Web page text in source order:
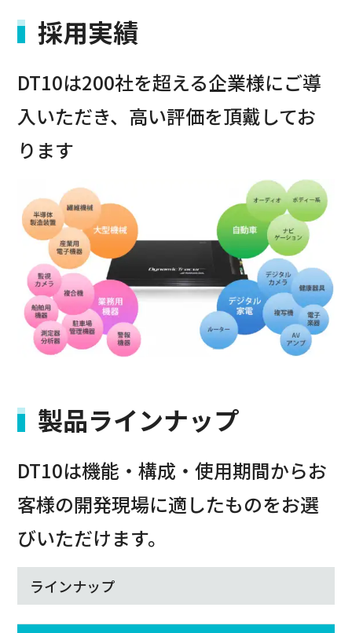
採用実績
DT10は200社を超える企業様にご導
入いただき、高い評価を頂戴してお
ります
製品ラインナップ
DT10は機能・構成・使用期間からお
客様の開発現場に適したものをお選
びいただけます。
ラインナップ